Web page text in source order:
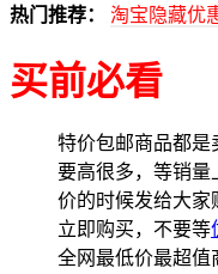
热门推荐： 淘宝隐藏优
买前必看
特价包邮商品都是
要高很多，等销量
价的时候发给大家
立即购买，不要等
全网最低价最超值